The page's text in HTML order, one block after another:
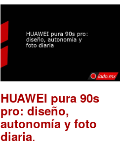
HUAWEI pura 90s
pro: diseño,
autonomía y foto
diaria.